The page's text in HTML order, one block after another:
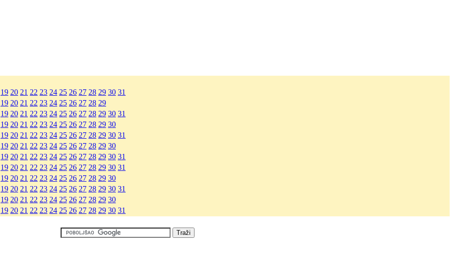
19 20 21 22 23 24 25 26 27 28 29 30 31
19 20 21 22 23 24 25 26 27 28 29
19 20 21 22 23 24 25 26 27 28 29 30 31
19 20 21 22 23 24 25 26 27 28 29 30
19 20 21 22 23 24 25 26 27 28 29 30 31
19 20 21 22 23 24 25 26 27 28 29 30
19 20 21 22 23 24 25 26 27 28 29 30 31
19 20 21 22 23 24 25 26 27 28 29 30 31
19 20 21 22 23 24 25 26 27 28 29 30
19 20 21 22 23 24 25 26 27 28 29 30 31
19 20 21 22 23 24 25 26 27 28 29 30
19 20 21 22 23 24 25 26 27 28 29 30 31